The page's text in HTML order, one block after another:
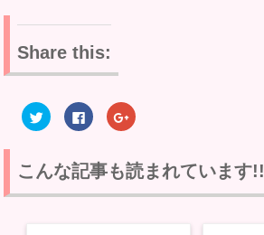
Share this:
ク
リ
て
T
i
F
a
o
o
で
ク
リ
て
G
o
こんな記事も読まれています!!